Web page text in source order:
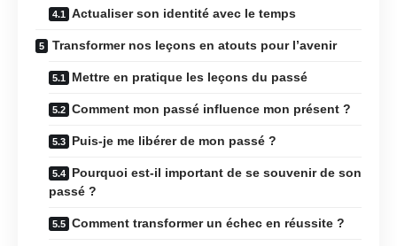
Actualiser son identité avec le temps
Transformer nos leçons en atouts pour l’avenir
Mettre en pratique les leçons du passé
Comment mon passé influence mon présent ?
Puis-je me libérer de mon passé ?
Pourquoi est-il important de se souvenir de son
passé ?
Comment transformer un échec en réussite ?